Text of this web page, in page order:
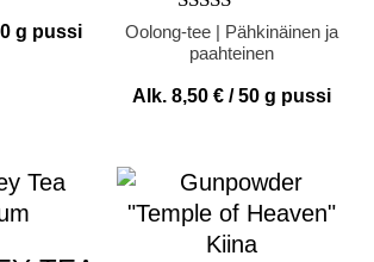
g pussi
Arvostelu
tuotteesta:
/ 5
Oolong-tee | Pähkinäinen ja
paahteinen
Alk.8,50€ / 50 g pussi